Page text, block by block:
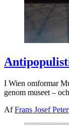
I Wien omformar
genom museet –
AfFrans Josef